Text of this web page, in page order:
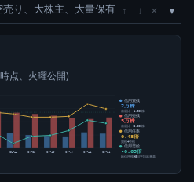
り、大株主、大量保有 ↑ ↓ ×
点、火曜公開)
06-26 07-03 07-10 07-17 07-24 07-31
信用買残
2万株
前週比 -1,900株
信用売残
5万株
前週比 +2,300株
信用倍率
0.48倍
買残÷売残
信用需給
-0.65倍
純信用残÷5日平均出来高